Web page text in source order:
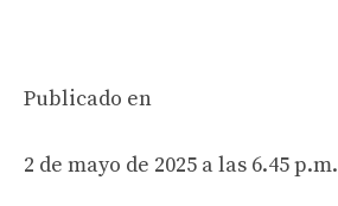
Publicado en
2 de mayo de 2025 a las 6.45 p.m.